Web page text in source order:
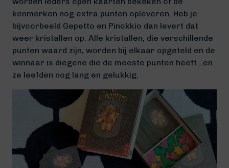
kenmerken nog extra punten opleveren. Heb je
bijvoorbeeld Gepetto en Pinokkio dan levert dat
weer kristallen op. Alle kristallen, die verschillende
punten waard zijn, worden bij elkaar opgeteld en de
winnaar is diegene die de meeste punten heeft…en
ze leefden nog lang en gelukkig.